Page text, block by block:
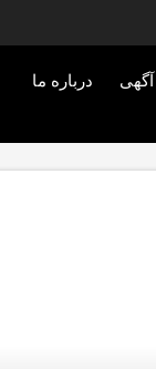
آگهی
درباره ما